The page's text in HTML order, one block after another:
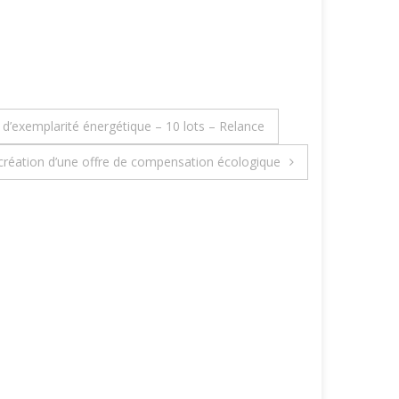
énergétique – 10 lots – Relance
d’une offre de compensation écologique